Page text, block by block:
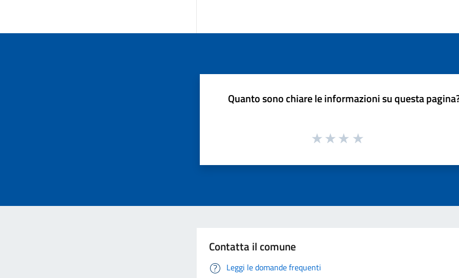
Quanto sono chiare le informazioni su questa
Contatta il comune
Leggi le domande frequenti